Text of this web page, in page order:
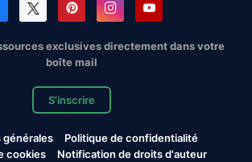
exclusives directement dans votre
boîte mail
S'inscrire
Politique de confidentialité
cookies
Notification de droits d'auteur